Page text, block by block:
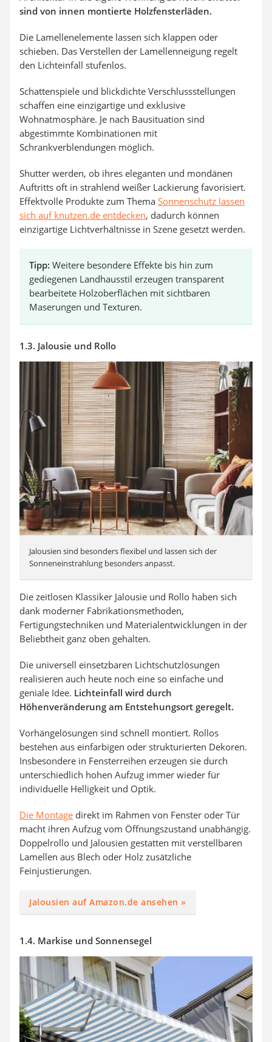
sind von innen montierte Holzfensterläden.
Die Lamellenelemente lassen sich klappen oder
schieben. Das Verstellen der Lamellenneigung regelt
den Lichteinfall stufenlos.
Schattenspiele und blickdichte Verschlussstellungen
schaffen eine einzigartige und exklusive
Wohnatmosphäre. Je nach Bausituation sind
abgestimmte Kombinationen mit
Schrankverblendungen möglich.
Shutter werden, ob ihres eleganten und mondänen
Auftritts oft in strahlend weißer Lackierung favorisiert.
Effektvolle Produkte zum Thema Sonnenschutz lassen
sich auf knutzen.de entdecken, dadurch können
einzigartige Lichtverhältnisse in Szene gesetzt werden.
Tipp: Weitere besondere Effekte bis hin zum
gediegenen Landhausstil erzeugen transparent
bearbeitete Holzoberflächen mit sichtbaren
Maserungen und Texturen.
1.3. Jalousie und Rollo
Jalousien sind besonders flexibel und lassen sich der
Sonneneinstrahlung besonders anpasst.
Die zeitlosen Klassiker Jalousie und Rollo haben sich
dank moderner Fabrikationsmethoden,
Fertigungstechniken und Materialentwicklungen in der
Beliebtheit ganz oben gehalten.
Die universell einsetzbaren Lichtschutzlösungen
realisieren auch heute noch eine so einfache und
geniale Idee. Lichteinfall wird durch
Höhenveränderung am Entstehungsort geregelt.
Vorhängelösungen sind schnell montiert. Rollos
bestehen aus einfarbigen oder strukturierten Dekoren.
Insbesondere in Fensterreihen erzeugen sie durch
unterschiedlich hohen Aufzug immer wieder für
individuelle Helligkeit und Optik.
Die Montage direkt im Rahmen von Fenster oder Tür
macht ihren Aufzug vom Öffnungszustand unabhängig.
Doppelrollo und Jalousien gestatten mit verstellbaren
Lamellen aus Blech oder Holz zusätzliche
Feinjustierungen.
Jalousien auf Amazon.de ansehen »
1.4. Markise und Sonnensegel